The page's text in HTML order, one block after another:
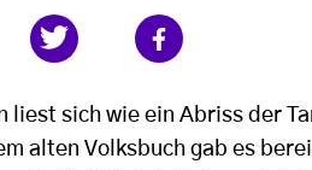
sich wie ein Abriss der
alten Volksbuch gab es